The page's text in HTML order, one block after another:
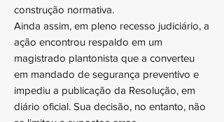
construção normativa.
Ainda assim, em pleno recesso judiciário, a
ação encontrou respaldo em um
magistrado plantonista que a converteu
em mandado de segurança preventivo e
impediu a publicação da Resolução, em
diário oficial. Sua decisão, no entanto, não